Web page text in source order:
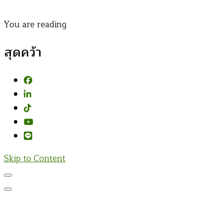
You are reading
สุดคว้า
Skip to Content